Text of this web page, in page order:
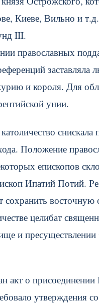
Киеве, Вильно и
III.
православных
и короля. Для
унии.
Положение
епископов
Ипатий Потий.
сохранить
целибат
и
акт о
утверждения